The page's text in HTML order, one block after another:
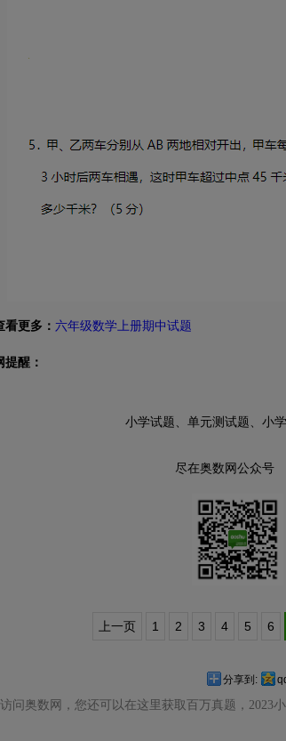
更多： 六年级数学上册期中试题
醒：
小学试题、单元测试题、小
尽在奥数网公众号
上一页 1 2 3 4 5 6
分享到:
问奥数网，您还可以在这里获取百万真题，2023